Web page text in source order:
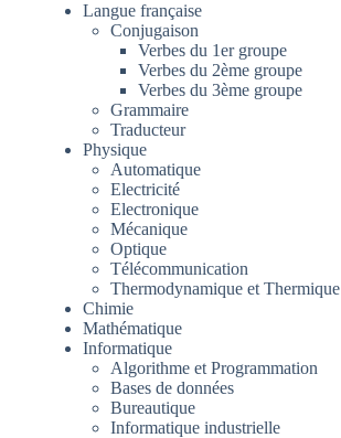
Langue française
Conjugaison
Verbes du 1er groupe
Verbes du 2ème groupe
Verbes du 3ème groupe
Grammaire
Traducteur
Physique
Automatique
Electricité
Electronique
Mécanique
Optique
Télécommunication
Thermodynamique et Thermique
Chimie
Mathématique
Informatique
Algorithme et Programmation
Bases de données
Bureautique
Informatique industrielle